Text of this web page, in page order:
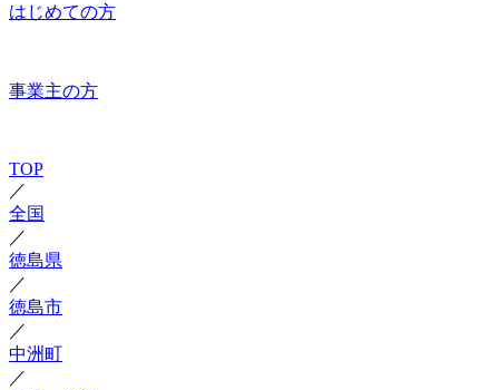
はじめての方
事業主の方
TOP
／
全国
／
徳島県
／
徳島市
／
中洲町
／